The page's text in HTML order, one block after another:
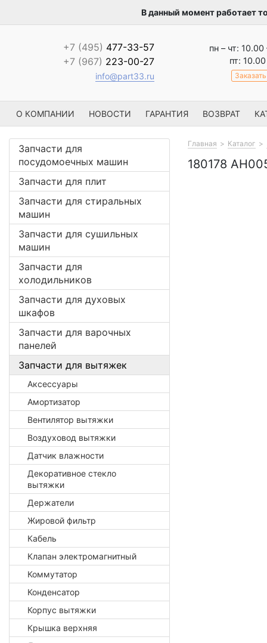
В данный момент работает
+7 (495) 477-33-57
+7 (967) 223-00-27
info@part33.ru
пн – чт: 10.00
пт:
О КОМПАНИИ НОВОСТИ ГАРАНТИЯ ВОЗВРАТ
Запчасти для
посудомоечных машин
Запчасти для плит
Запчасти для стиральных
машин
Запчасти для сушильных
машин
Запчасти для
холодильников
Запчасти для духовых
шкафов
Запчасти для варочных
панелей
Запчасти для вытяжек
Аксессуары
Амортизатор
Вентилятор вытяжки
Воздуховод вытяжки
Датчик влажности
Декоративное стекло
вытяжки
Держатели
Жировой фильтр
Кабель
Клапан электромагнитный
Коммутатор
Конденсатор
Корпус вытяжки
Крышка верхняя
Главная Каталог
180178